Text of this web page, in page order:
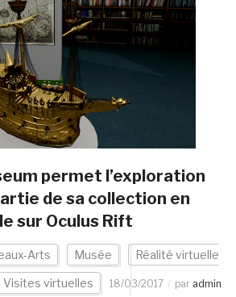
permet l’exploration
de sa collection en
sur Oculus Rift
Arts Musée Réalité virtuelle
Visites virtuelles 18/03/2017 par admin